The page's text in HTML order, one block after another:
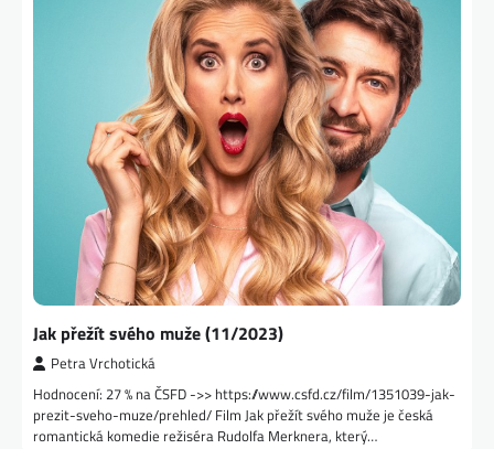
Jak přežít svého muže (11/2023)
Petra Vrchotická
Hodnocení: 27 % na ČSFD ->> https://www.csfd.cz/film/1351039-jak-
prezit-sveho-muze/prehled/ Film Jak přežít svého muže je česká
romantická komedie režiséra Rudolfa Merknera, který…